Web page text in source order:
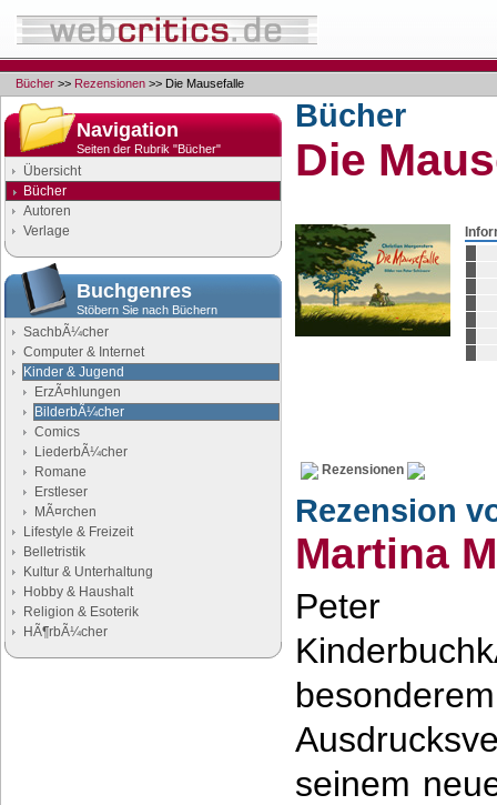
Bücher >> Rezensionen >> Die Mausefalle
Navigation
Seiten der Rubrik "Bücher"
Übersicht
Bücher
Autoren
Verlage
Buchgenres
Stöbern Sie nach Büchern
SachbÃ¼cher
Computer & Internet
Kinder & Jugend
ErzÃ¤hlungen
BilderbÃ¼cher
Comics
LiederbÃ¼cher
Romane
Erstleser
MÃ¤rchen
Lifestyle & Freizeit
Belletristik
Kultur & Unterhaltung
Hobby & Haushalt
Religion & Esoterik
HÃ¶rbÃ¼cher
Bücher
Die
Rezensionen
Rezension
Martina
Peter
seinem